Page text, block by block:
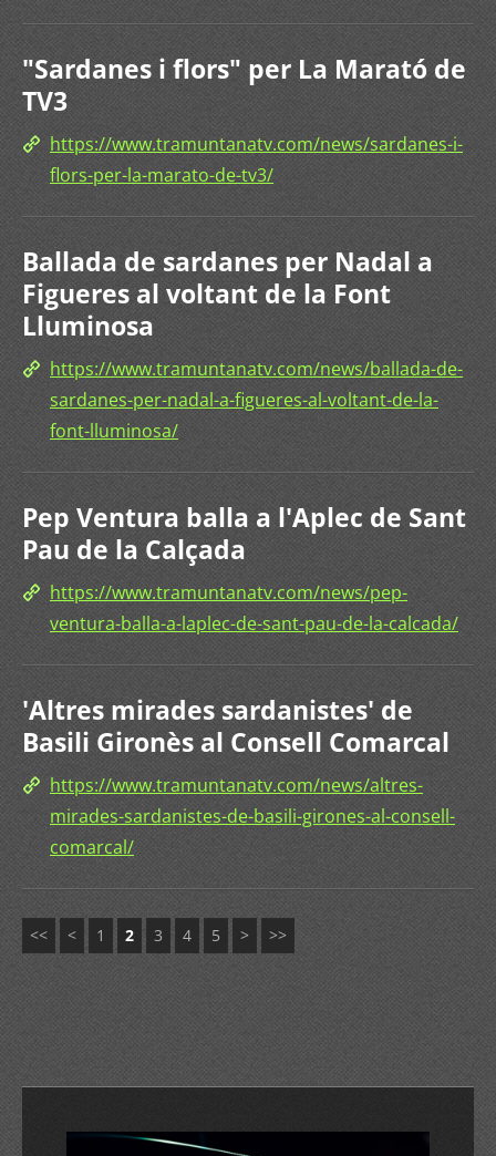
"Sardanes i flors" per La Marató de
TV3
https://www.tramuntanatv.com/news/sardanes-i-
flors-per-la-marato-de-tv3/
Ballada de sardanes per Nadal a
Figueres al voltant de la Font
Lluminosa
https://www.tramuntanatv.com/news/ballada-de-
sardanes-per-nadal-a-figueres-al-voltant-de-la-
font-lluminosa/
Pep Ventura balla a l'Aplec de Sant
Pau de la Calçada
https://www.tramuntanatv.com/news/pep-
ventura-balla-a-laplec-de-sant-pau-de-la-calcada/
'Altres mirades sardanistes' de
Basili Gironès al Consell Comarcal
https://www.tramuntanatv.com/news/altres-
mirades-sardanistes-de-basili-girones-al-consell-
comarcal/
<< < 1 2 3 4 5 > >>